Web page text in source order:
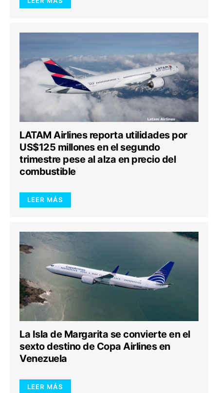
LATAM Airlines reporta utilidades por
US$125 millones en el segundo
trimestre pese al alza en precio del
combustible
LEER MÁS
La Isla de Margarita se convierte en el
sexto destino de Copa Airlines en
Venezuela
LEER MÁS